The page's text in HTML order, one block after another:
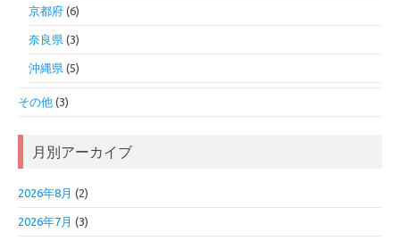
京都府 (6)
奈良県 (3)
沖縄県 (5)
その他 (3)
月別アーカイブ
2026年8月 (2)
2026年7月 (3)